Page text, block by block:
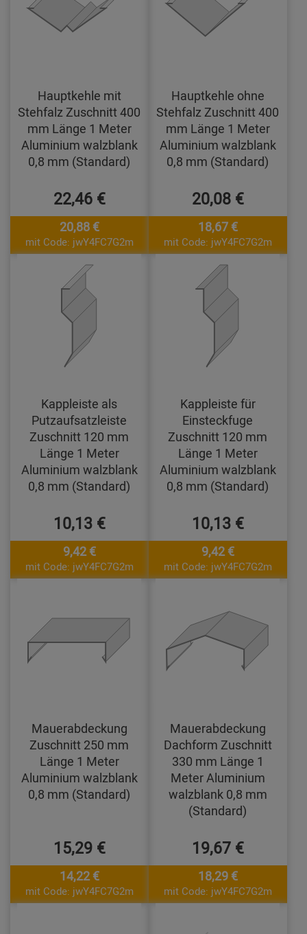
Hauptkehle mit
Stehfalz Zuschnitt 400
mm Länge 1 Meter
Aluminium walzblank
0,8 mm (Standard)
22,46 €
20,88 €
mit Code: jwY4FC7G2m
Hauptkehle ohne
Stehfalz Zuschnitt 400
mm Länge 1 Meter
Aluminium walzblank
0,8 mm (Standard)
20,08 €
18,67 €
mit Code: jwY4FC7G2m
Kappleiste als
Putzaufsatzleiste
Zuschnitt 120 mm
Länge 1 Meter
Aluminium walzblank
0,8 mm (Standard)
10,13 €
9,42 €
mit Code: jwY4FC7G2m
Kappleiste für
Einsteckfuge
Zuschnitt 120 mm
Länge 1 Meter
Aluminium walzblank
0,8 mm (Standard)
10,13 €
9,42 €
mit Code: jwY4FC7G2m
Mauerabdeckung
Zuschnitt 250 mm
Länge 1 Meter
Aluminium walzblank
0,8 mm (Standard)
15,29 €
14,22 €
mit Code: jwY4FC7G2m
Mauerabdeckung
Dachform Zuschnitt
330 mm Länge 1
Meter Aluminium
walzblank 0,8 mm
(Standard)
19,67 €
18,29 €
mit Code: jwY4FC7G2m